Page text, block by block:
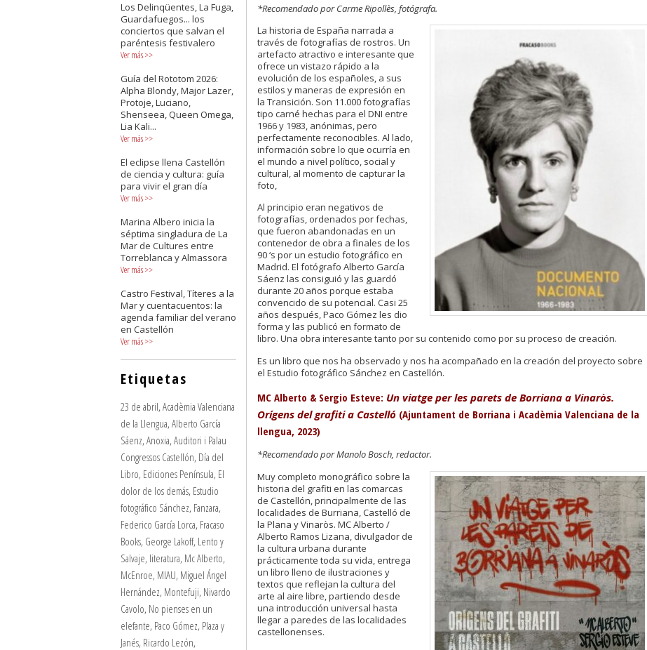
Los Delinqüentes, La Fuga,
Guardafuegos... los
conciertos que salvan el
paréntesis festivalero
Ver más>>
Guía del Rototom 2026:
Alpha Blondy, Major Lazer,
Protoje, Luciano,
Shenseea, Queen Omega,
Lia Kali...
Ver más>>
El eclipse llena Castellón
de ciencia y cultura: guía
para vivir el gran día
Ver más>>
Marina Albero inicia la
séptima singladura de La
Mar de Cultures entre
Torreblanca y Almassora
Ver más>>
Castro Festival, Títeres a la
Mar y cuentacuentos: la
agenda familiar del verano
en Castellón
Ver más>>
Etiquetas
23 de abril, Acadèmia Valenciana
de la Llengua, Alberto García
Sáenz, Anoxia, Auditori i Palau
Congressos Castellón, Día del
Libro, Ediciones Península, El
dolor de los demás, Estudio
fotográfico Sánchez, Fanzara,
Federico García Lorca, Fracaso
Books, George Lakoff, Lento y
Salvaje, literatura, Mc Alberto,
McEnroe, MIAU, Miguel Ángel
Hernández, Montefuji, Nivardo
Cavolo, No pienses en un
elefante, Paco Gómez, Plaza y
Janés, Ricardo Lezón,
*Recomendado por Carme Ripollès, fotógrafa.
La historia de España narrada a
través de fotografías de rostros. Un
artefacto atractivo e interesante que
ofrece un vistazo rápido a la
evolución de los españoles, a sus
estilos y maneras de expresión en
la Transición. Son 11.000 fotografías
tipo carné hechas para el DNI entre
1966 y 1983, anónimas, pero
perfectamente reconocibles. Al lado,
información sobre lo que ocurría en
el mundo a nivel político, social y
cultural, al momento de capturar la
foto,
Al principio eran negativos de
fotografías, ordenados por fechas,
que fueron abandonadas en un
contenedor de obra a finales de los
90 ‘s por un estudio fotográfico en
Madrid. El fotógrafo Alberto García
Sáenz las consiguió y las guardó
durante 20 años porque estaba
convencido de su potencial. Casi 25
años después, Paco Gómez les dio
forma y las publicó en formato de
libro. Una obra interesante tanto por su contenido como por su proceso de creación.
Es un libro que nos ha observado y nos ha acompañado en la creación del proyecto sobre
el Estudio fotográfico Sánchez en Castellón.
MC Alberto & Sergio Esteve: Un viatge per les parets de Borriana a Vinaròs.
Orígens del grafiti a Castelló (Ajuntament de Borriana i Acadèmia Valenciana de la
llengua, 2023)
*Recomendado por Manolo Bosch, redactor.
Muy completo monográfico sobre la
historia del grafiti en las comarcas
de Castellón, principalmente de las
localidades de Burriana, Castelló de
la Plana y Vinaròs. MC Alberto /
Alberto Ramos Lizana, divulgador de
la cultura urbana durante
prácticamente toda su vida, entrega
un libro lleno de ilustraciones y
textos que reflejan la cultura del
arte al aire libre, partiendo desde
una introducción universal hasta
llegar a paredes de las localidades
castellonenses.